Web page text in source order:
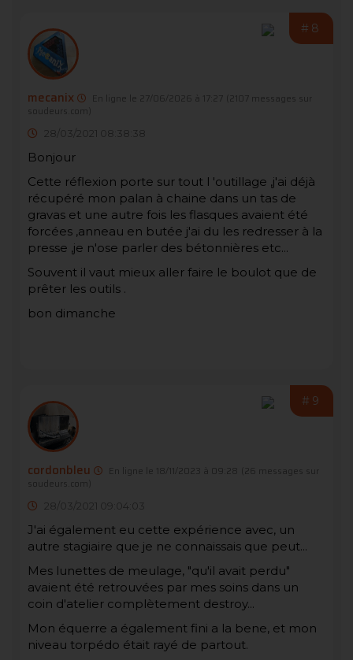
#8
mecanix En ligne le 27/06/2026 à 17:27 (2107 messages sur
soudeurs.com)
28/03/2021 08:38:38
Bonjour
Cette réflexion porte sur tout l 'outillage ,j'ai déjà
récupéré mon palan à chaine dans un tas de
gravas et une autre fois les flasques avaient été
forcées ,anneau en butée j'ai du les redresser à la
presse ,je n'ose parler des bétonnières etc...
Souvent il vaut mieux aller faire le boulot que de
prêter les outils .
bon dimanche
#9
cordonbleu En ligne le 18/11/2023 à 09:28
(26 messages sur
soudeurs.com)
28/03/2021 09:04:03
J'ai également eu cette expérience avec, un
autre stagiaire que je ne connaissais que peut...
Mes lunettes de meulage, "qu'il avait perdu"
avaient été retrouvées par mes soins dans un
coin d'atelier complètement destroy...
Mon équerre a également fini a la bene, et mon
niveau torpédo était rayé de partout.